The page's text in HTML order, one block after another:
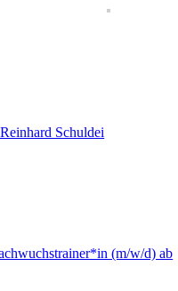
Schuldei
(m/w/d) ab